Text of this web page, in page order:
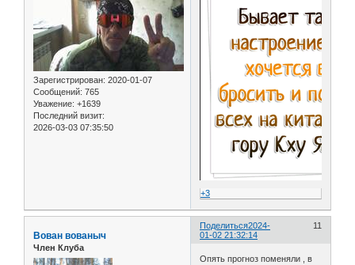
Зарегистрирован: 2020-01-07
Сообщений: 765
Уважение: +1639
Последний визит:
2026-03-03 07:35:50
+3
Поделиться 11
2024-
01-02 21:32:14
Вован вованыч
Член Клуба
Опять прогноз поменяли , в